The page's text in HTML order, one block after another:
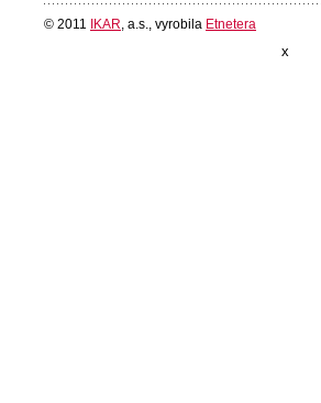
© 2011 IKAR , a.s., vyrobila Etnetera
x